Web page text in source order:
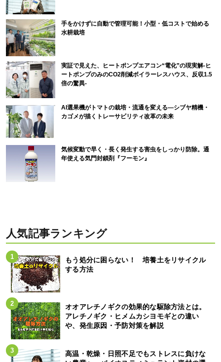
手をかけずに自動で管理可能！小型・低コストで始める
水耕栽培
実証で見えた、ヒートポンプエアコン“電化”の現実解-ヒ
ートポンプのみのCO2削減ボイラーレスハウス、反収1.5
倍の驚異-
AI選果機がトマトの栽培・流通を変える―シブヤ精機・
カゴメが描くトレーサビリティ改革の未来
気候変動で早く・長く発生する害虫をしっかり防除。通
年使える気門封鎖剤『フーモン』
人気記事ランキング
もう処分に困らない！ 培養土をリサイクル
する方法
オオアレチノギクの効果的な駆除方法とは。
アレチノギク・ヒメムカシヨモギとの違い
や、発生原因・予防対策を解説
高温・乾燥・日照不足でもストレスに負けな